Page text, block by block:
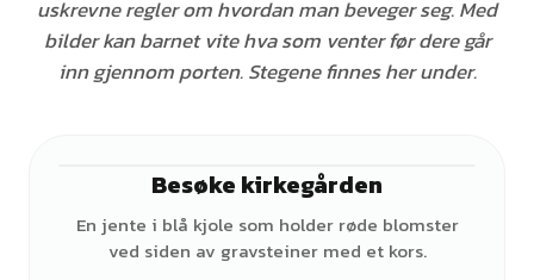
uskrevne regler om hvordan man beveger seg. Med
bilder kan barnet vite hva som venter før dere går
inn gjennom porten. Stegene finnes her under.
Besøke kirkegården
En jente i blå kjole som holder røde blomster
ved siden av gravsteiner med et kors.